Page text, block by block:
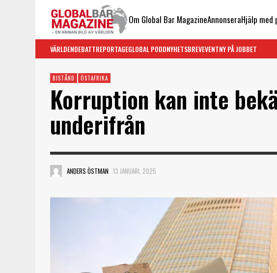
Om Global Bar MagazineAnnonseraHjälp med
VÄRLDENDEBATTREPORTAGEGLOBAL PODDNYHETSBREVEVENTNY PÅ JOBBET
BISTÅND ÖSTAFRIKA
Korruption kan inte
underifrån
ANDERS ÖSTMAN 13 JANUARI, 2025